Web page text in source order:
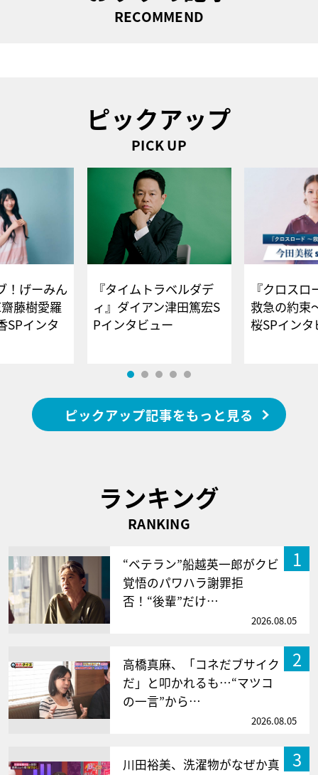
RECOMMEND
ピックアップ
PICK UP
！げーみん
藤樹愛羅
SPインタ
『タイムトラベルダデ
ィ』ダイアン津田篤宏S
Pインタビュー
『クロス
救急の約束
桜SPイ
ピックアップ記事をもっと見る
ランキング
RANKING
1
“ベテラン”船越英一郎がクビ
覚悟のパワハラ謝罪拒
否！“後輩”だけ…
2026.08.05
2
高橋真麻、「コネだブサイク
だ」と叩かれるも…“マツコ
の一言”から…
2026.08.05
3
川田裕美、洗濯物がなぜか真